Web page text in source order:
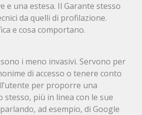
e una estesa. Il Garante stesso
da quelli di profilazione.
e cosa comportano.
i meno invasivi. Servono per
di accesso o tenere conto
per proporre una
stesso, più in linea con le sue
ad esempio, di Google